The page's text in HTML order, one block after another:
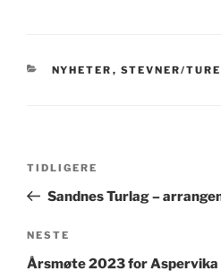
KATEGORIER
NYHETER , STEVNER/
Innleggsnavigasjon
Forrige
innlegg
TIDLIGERE
Sandnes Turlag –
Neste
innlegg
NESTE
Årsmøte 2023 for Aspervika